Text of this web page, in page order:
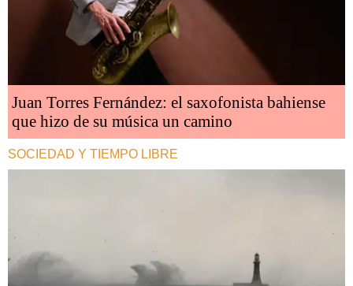
Juan Torres Fernández: el saxofonista bahiense
que hizo de su música un camino
SOCIEDAD Y TIEMPO LIBRE